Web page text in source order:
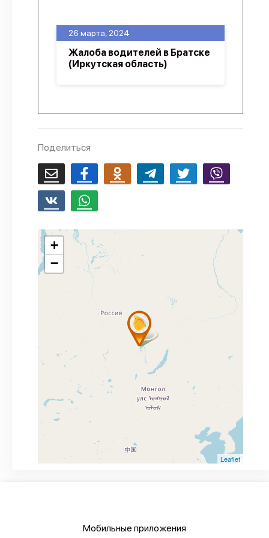
Политика конфиденциальности
26 марта, 2024
Жалоба водителей в Братске
(Иркутская область)
Поделиться
+
−
Leaflet
Мобильные приложения